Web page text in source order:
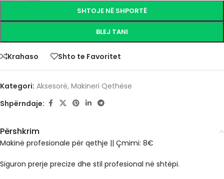
SHTOJE NË SHPORTË
BLEJ TANI
Krahaso Shto te Favoritet
Kategori: Aksesorë, Makineri Qethëse
Shpërndaje:
Përshkrim
Makinë profesionale për qethje || Çmimi: 8€
Siguron prerje precize dhe stil profesional në shtëpi.